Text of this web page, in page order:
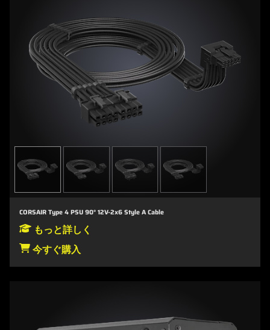
CORSAIR Type 4 PSU 90° 12V-2x6 Style A Cable
もっと詳しく
今すぐ購入